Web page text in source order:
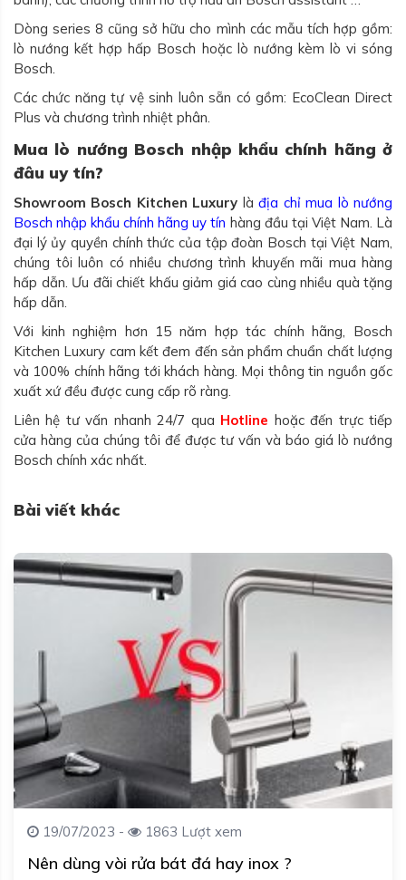
Dòng series 8 cũng sở hữu cho mình các mẫu tích hợp gồm:
lò nướng kết hợp hấp Bosch hoặc lò nướng kèm lò vi sóng
Bosch.
Các chức năng tự vệ sinh luôn sẵn có gồm: EcoClean Direct
Plus và chương trình nhiệt phân.
Mua lò nướng Bosch nhập khẩu chính hãng ở
đâu uy tín?
Showroom Bosch Kitchen Luxury làđịa chỉ mua lò nướng
Bosch nhập khẩu chính hãng uy tín hàng đầu tại Việt Nam. Là
đại lý ủy quyền chính thức của tập đoàn Bosch tại Việt Nam,
chúng tôi luôn có nhiều chương trình khuyến mãi mua hàng
hấp dẫn. Ưu đãi chiết khấu giảm giá cao cùng nhiều quà tặng
hấp dẫn.
Với kinh nghiệm hơn 15 năm hợp tác chính hãng, Bosch
Kitchen Luxury cam kết đem đến sản phẩm chuẩn chất lượng
và 100% chính hãng tới khách hàng. Mọi thông tin nguồn gốc
xuất xứ đều được cung cấp rõ ràng.
Liên hệ tư vấn nhanh 24/7 qua Hotline hoặc đến trực tiếp
cửa hàng của chúng tôi để được tư vấn và báo giá lò nướng
Bosch chính xác nhất.
Bài viết khác
19/07/2023 - 1863 Lượt xem
Nên dùng vòi rửa bát đá hay inox ?